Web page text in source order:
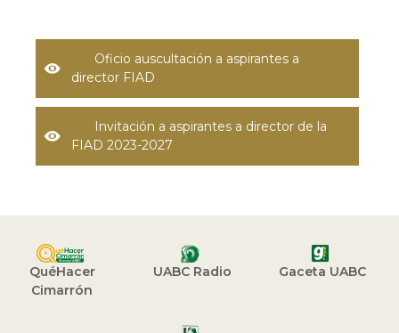
Oficio auscultación a aspirantes a
director FIAD
Invitación a aspirantes a director de la
FIAD 2023-2027
QuéHacer
Cimarrón
UABC Radio Gaceta UABC